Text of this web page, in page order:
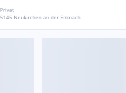
Privat
5145 Neukirchen an der Enknach